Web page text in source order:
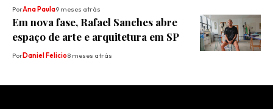
PorAna Paula9 meses atrás
​Em nova fase, Rafael Sanches abre
espaço de arte e arquitetura em SP
PorDaniel Felicio8 meses atrás